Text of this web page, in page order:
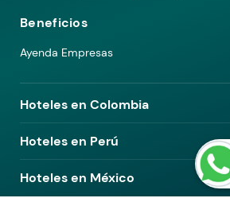
Beneficios
Ayenda Empresas
Hoteles en Colombia
Hoteles en Medellín
Hoteles en Bogotá
Hoteles en Pereira
Hoteles en Perú
Hoteles en Lima
Hoteles en Arequipa
Hoteles en México